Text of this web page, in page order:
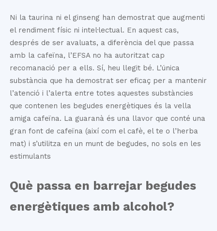
Ni la taurina ni el ginseng han demostrat que augmenti
el rendiment físic ni intel·lectual. En aquest cas,
després de ser avaluats, a diferència del que passa
amb la cafeïna, l’EFSA no ha autoritzat cap
recomanació per a ells. Sí, heu llegit bé. L’única
substància que ha demostrat ser eficaç per a mantenir
l’atenció i l’alerta entre totes aquestes substàncies
que contenen les begudes energètiques és la vella
amiga cafeïna. La guaranà és una llavor que conté una
gran font de cafeïna (així com el cafè, el te o l’herba
mat) i s’utilitza en un munt de begudes, no sols en les
estimulants
Què passa en barrejar begudes
energètiques amb alcohol?